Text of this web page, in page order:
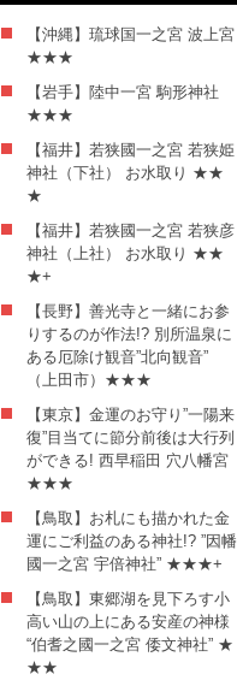
【沖縄】琉球国一之宮 波上宮
★★★
【岩手】陸中一宮 駒形神社
★★★
【福井】若狭國一之宮 若狭姫
神社（下社） お水取り ★★
★
【福井】若狭國一之宮 若狭彦
神社（上社） お水取り ★★
★+
【長野】善光寺と一緒にお参
りするのが作法!? 別所温泉に
ある厄除け観音”北向観音”
（上田市）★★★
【東京】金運のお守り”一陽来
復”目当てに節分前後は大行列
ができる! 西早稲田 穴八幡宮
★★★
【鳥取】お札にも描かれた金
運にご利益のある神社!? ”因幡
國一之宮 宇倍神社” ★★★+
【鳥取】東郷湖を見下ろす小
高い山の上にある安産の神様
“伯耆之國一之宮 倭文神社” ★
★★